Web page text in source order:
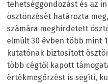
tehetséggondozást és az
ösztönzését határozta
számára meghirdetett
elmúlt 30 évben több mint
kutatónak biztosított
több cégtől kapott
értékmegőrzést is segíti,